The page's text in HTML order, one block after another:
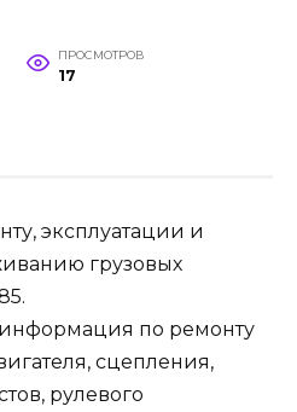
ПРОСМОТРОВ
17
эксплуатации и
грузовых
по ремонту
сцепления,
рулевого